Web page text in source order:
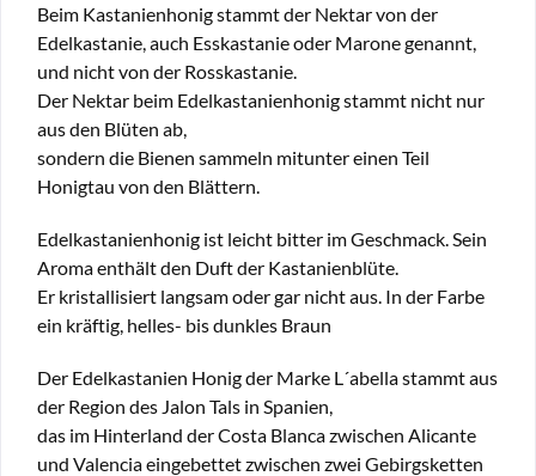
Beim Kastanienhonig stammt der Nektar von der
Edelkastanie, auch Esskastanie oder Marone genannt,
und nicht von der Rosskastanie.
Der Nektar beim Edelkastanienhonig stammt nicht nur
aus den Blüten ab,
sondern die Bienen sammeln mitunter einen Teil
Honigtau von den Blättern.
Edelkastanienhonig ist leicht bitter im Geschmack. Sein
Aroma enthält den Duft der Kastanienblüte.
Er kristallisiert langsam oder gar nicht aus. In der Farbe
ein kräftig, helles- bis dunkles Braun
Der Edelkastanien Honig der Marke L´abella stammt aus
der Region des Jalon Tals in Spanien,
das im Hinterland der Costa Blanca zwischen Alicante
und Valencia eingebettet zwischen zwei Gebirgsketten